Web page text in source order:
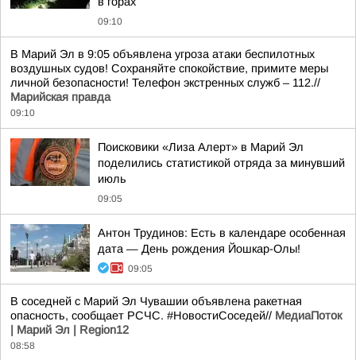
09:10
В Марий Эл в 9:05 объявлена угроза атаки беспилотных
воздушных судов! Сохраняйте спокойствие, примите меры
личной безопасности! Телефон экстренных служб – 112.//
Марийская правда
09:10
Поисковики «Лиза Алерт» в Марий Эл
поделились статистикой отряда за минувший
июль
09:05
Антон Трудинов: Есть в календаре особенная
дата — День рождения Йошкар-Олы!
09:05
В соседней с Марий Эл Чувашии объявлена ракетная
опасность, сообщает РСЧС. #НовостиСоседей// МедиаПоток
| Марий Эл | Region12
08:58